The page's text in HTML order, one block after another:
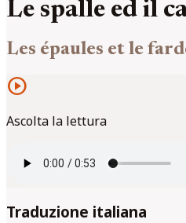
Le spalle ed il
Les épaules et le
play_circle
Ascolta la lettura
Traduzione italiana